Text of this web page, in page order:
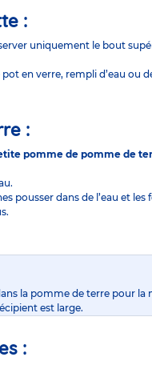
:
uniquement le bout
en verre, rempli d’eau ou
:
pomme de pomme de
pousser dans de l’eau et les
la pomme de terre pour la
est large.
: